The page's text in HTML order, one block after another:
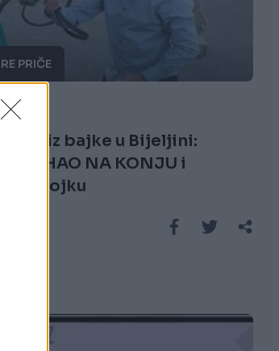
PRIČE
kao iz bajke u Bijeljini:
NA KONJU i
djevojku